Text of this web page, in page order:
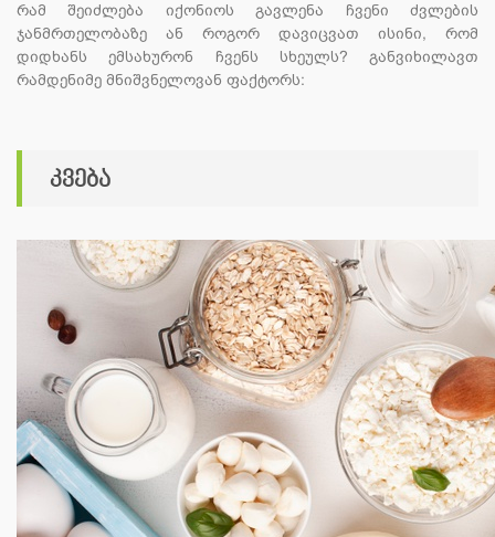
რამ შეიძლება იქონიოს გავლენა ჩვენი ძვლების
ჯანმრთელობაზე ან როგორ დავიცვათ ისინი, რომ
დიდხანს ემსახურონ ჩვენს სხეულს? განვიხილავთ
რამდენიმე მნიშვნელოვან ფაქტორს:
კვება